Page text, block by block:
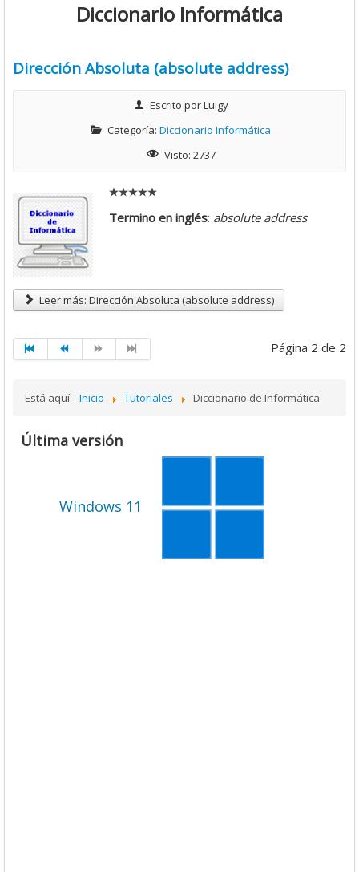
Ofimática
Sistemas Operativos
Libros
Foro
Diccionario Informática
Dirección Absoluta (absolute address)
Escrito porLuigy
Categoría:Diccionario Informática
Visto: 2737
Termino en inglés: absolute address
Leer más: Dirección Absoluta (absolute address)
Página 2 de 2
Está aquí: Inicio Tutoriales Diccionario de Informática
Última versión
Windows 11